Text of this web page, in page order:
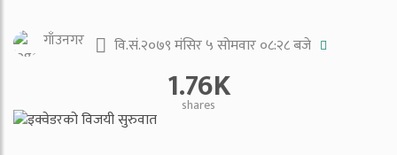
गाँउनगर वि.सं.२०७९ मंसिर ५ सोमवार ०८:२८ बजे
1.76K
shares